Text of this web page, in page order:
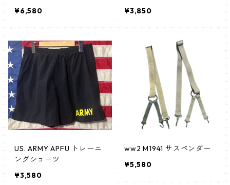
¥6,580
¥3,850
US. ARMY APFU トレーニ
ングショーツ
¥3,580
ww2 M1941 サスペンダー
¥5,580